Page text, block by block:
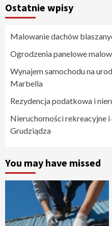
Ostatnie wpisy
Malowanie dachów
Ogrodzenia panelowe
Wynajem samochodu na
Marbella
Rezydencja podatkowa i
Nieruchomości rekreacyjne i
Grudziądza
You may have missed